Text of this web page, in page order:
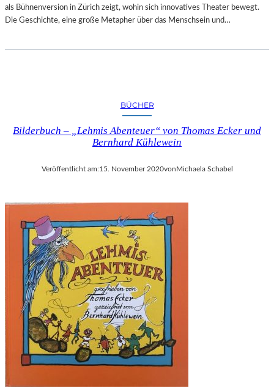
als Bühnenversion in Zürich zeigt, wohin sich innovatives Theater bewegt.
Die Geschichte, eine große Metapher über das Menschsein und…
BÜCHER
Bilderbuch – „Lehmis Abenteuer“ von Thomas Ecker und
Bernhard Kühlewein
Veröffentlicht am:15. November 2020von Michaela Schabel